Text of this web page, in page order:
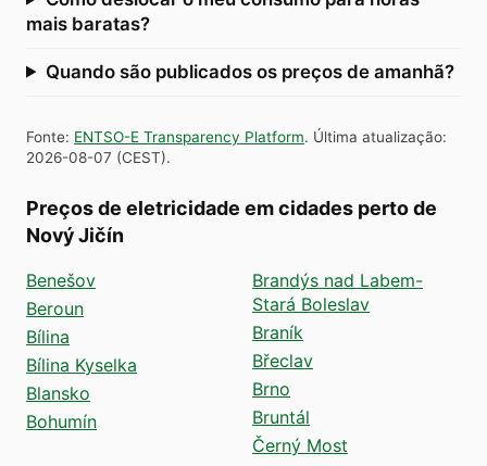
mais baratas?
Quando são publicados os preços de amanhã?
Fonte: ENTSO-E Transparency Platform. Última atualização:
2026-08-07 (CEST).
Preços de eletricidade em cidades perto de
Nový Jičín
Benešov
Beroun
Bílina
Bílina Kyselka
Blansko
Bohumín
Brandýs nad Labem-
Stará Boleslav
Braník
Břeclav
Brno
Bruntál
Černý Most